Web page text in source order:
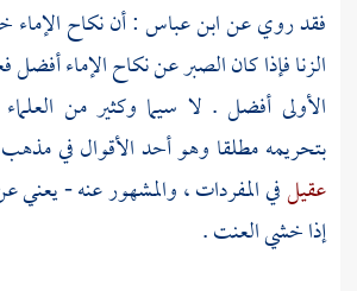
فقد روي عنابن عباس: أن نكاح
الزنا فإذا كان الصبر عن نكاح الإماء أفضل
الأولى أفضل . لا سيما وكثير من
بتحريمه مطلقا وهو أحد الأقوال في مذهب
عقيلفي المفردات ، والمشهور عنه - يعني
إذا خشي العنت .